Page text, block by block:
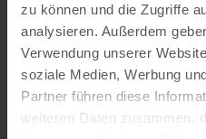
zu können und die Zugriffe
analysieren. Außerdem
Verwendung unserer
soziale Medien, Werbung
Partner führen diese
weiteren Daten zusammen,